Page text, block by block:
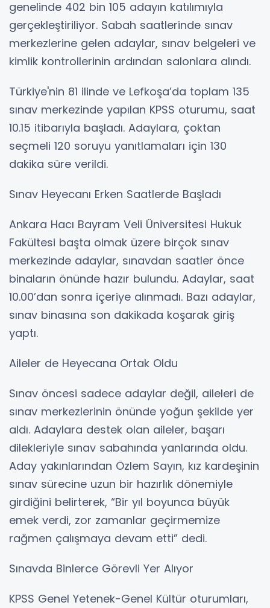
genelinde 402 bin 105 adayın katılımıyla
gerçekleştiriliyor. Sabah saatlerinde sınav
merkezlerine gelen adaylar, sınav belgeleri ve
kimlik kontrollerinin ardından salonlara alındı.
Türkiye'nin 81 ilinde ve Lefkoşa’da toplam 135
sınav merkezinde yapılan KPSS oturumu, saat
10.15 itibarıyla başladı. Adaylara, çoktan
seçmeli 120 soruyu yanıtlamaları için 130
dakika süre verildi.
Sınav Heyecanı Erken Saatlerde Başladı
Ankara Hacı Bayram Veli Üniversitesi Hukuk
Fakültesi başta olmak üzere birçok sınav
merkezinde adaylar, sınavdan saatler önce
binaların önünde hazır bulundu. Adaylar, saat
10.00’dan sonra içeriye alınmadı. Bazı adaylar,
sınav binasına son dakikada koşarak giriş
yaptı.
Aileler de Heyecana Ortak Oldu
Sınav öncesi sadece adaylar değil, aileleri de
sınav merkezlerinin önünde yoğun şekilde yer
aldı. Adaylara destek olan aileler, başarı
dilekleriyle sınav sabahında yanlarında oldu.
Aday yakınlarından Özlem Sayın, kız kardeşinin
sınav sürecine uzun bir hazırlık dönemiyle
girdiğini belirterek, “Bir yıl boyunca büyük
emek verdi, zor zamanlar geçirmemize
rağmen çalışmaya devam etti” dedi.
Sınavda Binlerce Görevli Yer Alıyor
KPSS Genel Yetenek-Genel Kültür oturumları,